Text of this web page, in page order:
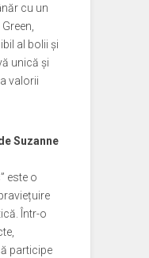
cu un
al bolii și
unică și
valorii
Suzanne
este o
Într-o
participe